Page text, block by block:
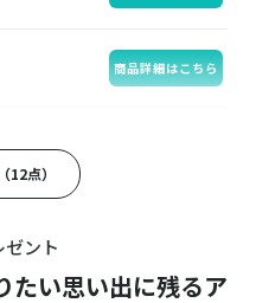
商品詳細はこちら
12点）
ント
たい思い出に残るア